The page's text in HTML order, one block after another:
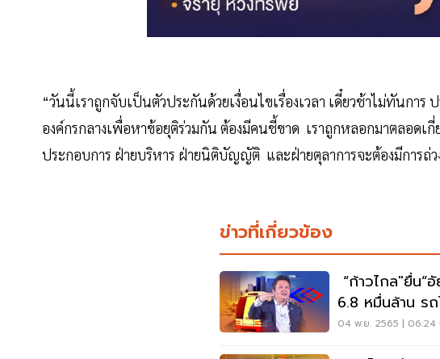
“วันนี้เราถูกจับเป็นตัวประกันด้วยเงื่อนไขเรื่องเวลา เดี๋ยวช้าไม่ทันการ
องค์กรกลางเพื่อหาข้อยุติร่วมกัน ต้องมีคนชี้ขาด เราถูกหลอกมาตลอดเกี่
ประกอบการ ฝ่ายบริหาร ฝ่ายนิติบัญญัติ และฝ่ายตุลาการจะต้องมีการถ่ว
ข่าวที่เกี่ยวข้อง
“ก้าวไกล"ยื่น“
6.8 หมื่นล้าน ร
04 พ.ย. 2565 | 06:24